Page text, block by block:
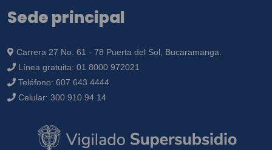
Sede principal
Carrera 27 No. 61 - 78 Puerta del Sol, Bucaramanga.
Línea gratuita: 01 8000 972021
Teléfono: 607 643 4444
Celular: 300 910 94 14